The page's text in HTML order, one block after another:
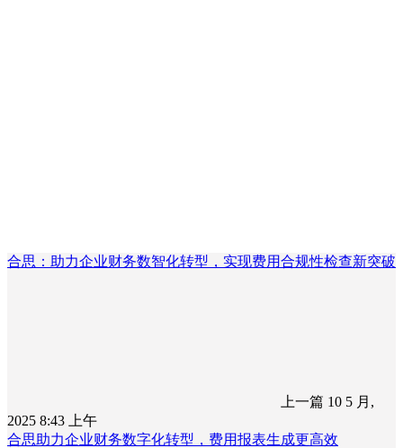
合思：助力企业财务数智化转型，实现费用合规性检查新突破
上一篇 10 5 月,
2025 8:43 上午
合思助力企业财务数字化转型，费用报表生成更高效